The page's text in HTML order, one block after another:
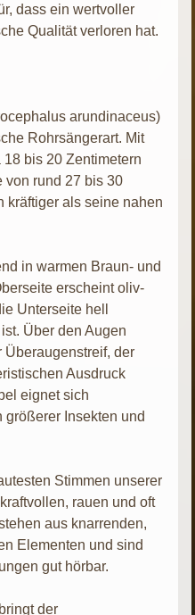
dass ein wertvoller
Qualität verloren hat.
arundinaceus)
Rohrsängerart. Mit
bis 20 Zentimetern
von rund 27 bis 30
kräftiger als seine nahen
in warmen Braun- und
erscheint oliv-
Unterseite hell
Über den Augen
Überaugenstreif, der
Ausdruck
eignet sich
größerer Insekten und
Stimmen unserer
rauen und oft
aus knarrenden,
Elementen und sind
gut hörbar.
der